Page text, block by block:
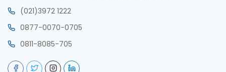
(021)3972 1222
0877-0070-0705
0811-8085-705